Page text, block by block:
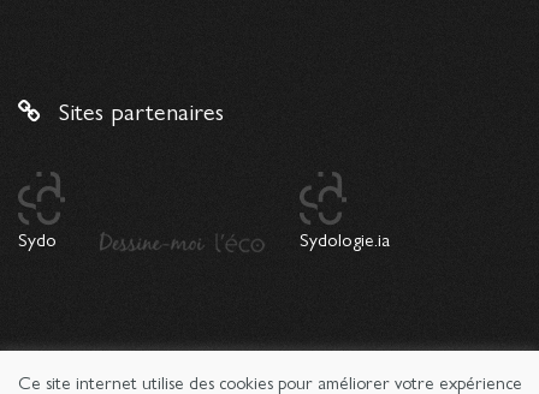
Sites partenaires
Sydo Sydologie.ia
© 2026 Copyright Sydologie. Le magazine de l'innovation
Ce site internet utilise des cookies pour améliorer votre expérience